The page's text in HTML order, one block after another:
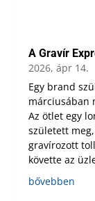
A Gravír
2026, ápr 14.
Egy brand
márciusában
Az ötlet egy
született
gravírozott
követte az
bővebben